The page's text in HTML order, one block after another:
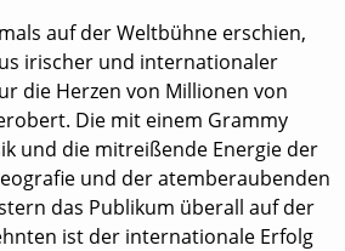
auf der Weltbühne erschien,
irischer und internationaler
die Herzen von Millionen von
Die mit einem Grammy
und die mitreißende Energie der
und der atemberaubenden
das Publikum überall auf der
ist der internationale Erfolg